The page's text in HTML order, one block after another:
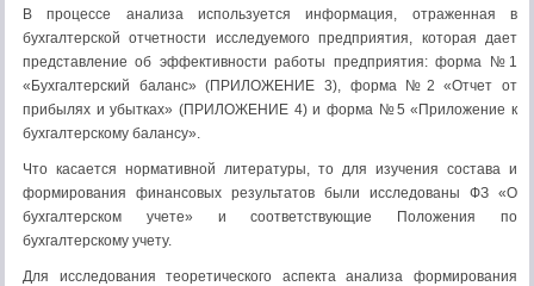
В процессе анализа используется информация, отраженная в
бухгалтерской отчетности исследуемого предприятия, которая дает
представление об эффективности работы предприятия: форма №1
«Бухгалтерский баланс» (ПРИЛОЖЕНИЕ 3), форма №2 «Отчет от
прибылях и убытках» (ПРИЛОЖЕНИЕ 4) и форма №5 «Приложение к
бухгалтерскому балансу».
Что касается нормативной литературы, то для изучения состава и
формирования финансовых результатов были исследованы ФЗ «О
бухгалтерском учете» и соответствующие Положения по
бухгалтерскому учету.
Для исследования теоретического аспекта анализа формирования